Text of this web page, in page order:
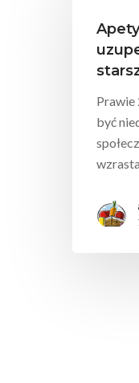
Prawie
być